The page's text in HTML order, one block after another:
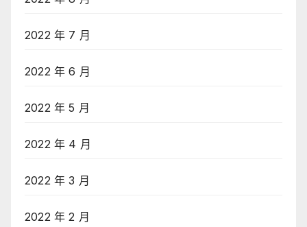
2022 年 7 月
2022 年 6 月
2022 年 5 月
2022 年 4 月
2022 年 3 月
2022 年 2 月